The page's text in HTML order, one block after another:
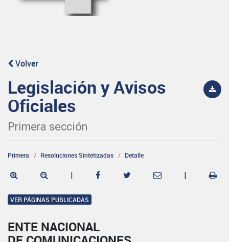
Volver
Legislación y Avisos
Oficiales
Primera sección
Primera Resoluciones Sintetizadas Detalle
| |
VER PÁGINAS PUBLICADAS
ENTE NACIONAL